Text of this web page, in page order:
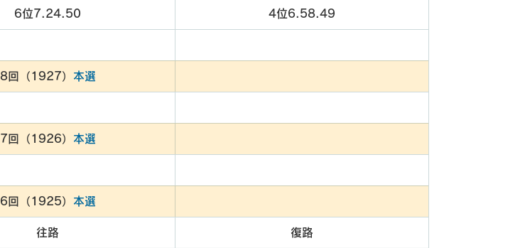
6位7.24.50 4位6.58.49
8回（1927） 本選
7回（1926） 本選
6回（1925） 本選
往路 復路